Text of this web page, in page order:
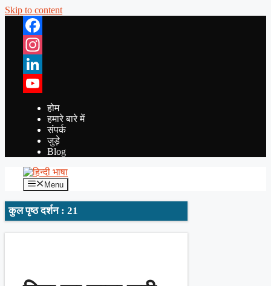
Skip to content
Facebook
Instagram
LinkedIn
YouTube
होम
हमारे बारे में
संपर्क
जुड़े
Blog
Menu
कुल पृष्ठ दर्शन : 21